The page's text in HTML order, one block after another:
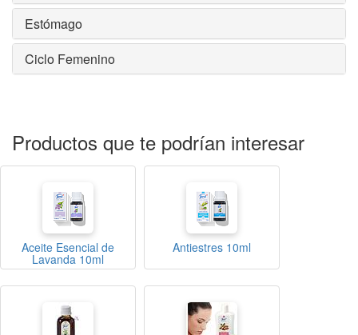
Estómago
Ciclo Femenino
Productos que te podrían interesar
Aceite Esencial de
Lavanda 10ml
Antiestres 10ml